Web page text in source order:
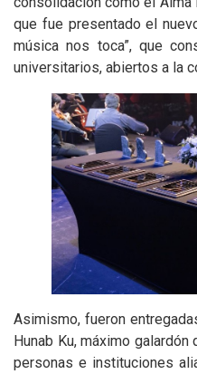
que fue presentado el
música nos toca”, que
universitarios, abiertos a la
Asimismo, fueron
Hunab Ku, máximo
personas e instituciones